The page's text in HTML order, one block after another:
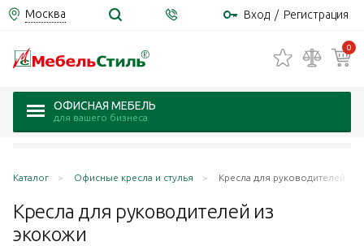
Москва Вход / Регистрация
0
ОФИСНАЯ МЕБЕЛЬ
для вашего бизнеса
Каталог Офисные кресла и стулья Кресла для руководителей
Кресла для руководителей из
экокожи